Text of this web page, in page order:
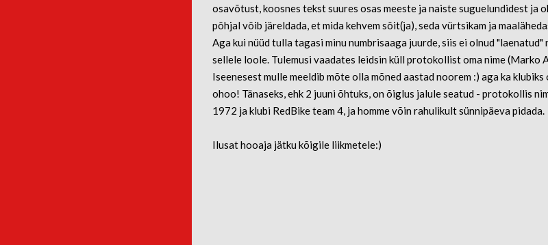
osavõtust, koosnes tekst suures osas meeste ja naiste suguelundidest ja
põhjal võib järeldada, et mida kehvem sõit(ja), seda vürtsikam ja
Aga kui nüüd tulla tagasi minu numbrisaaga juurde, siis ei olnud
sellele loole. Tulemusi vaadates leidsin küll protokollist oma nime (Marko
Iseenesest mulle meeldib mõte olla mõned aastad noorem :) aga ka
ohoo! Tänaseks, ehk 2 juuni õhtuks, on õiglus jalule seatud - protokollis
1972 ja klubi RedBike team 4, ja homme võin rahulikult sünnipäeva pidada.
Ilusat hooaja jätku kõigile liikmetele:)